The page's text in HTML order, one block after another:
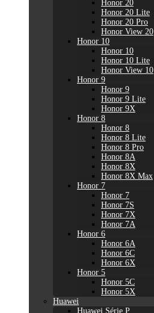
Honor 20
Honor 20 Lite
Honor 20 Pro
Honor View 20
Honor 10
Honor 10
Honor 10 Lite
Honor View 10
Honor 9
Honor 9
Honor 9 Lite
Honor 9X
Honor 8
Honor 8
Honor 8 Lite
Honor 8 Pro
Honor 8A
Honor 8X
Honor 8X Max
Honor 7
Honor 7
Honor 7S
Honor 7X
Honor 7A
Honor 6
Honor 6A
Honor 6C
Honor 6X
Honor 5
Honor 5C
Honor 5X
Huawei
Huawei Série P